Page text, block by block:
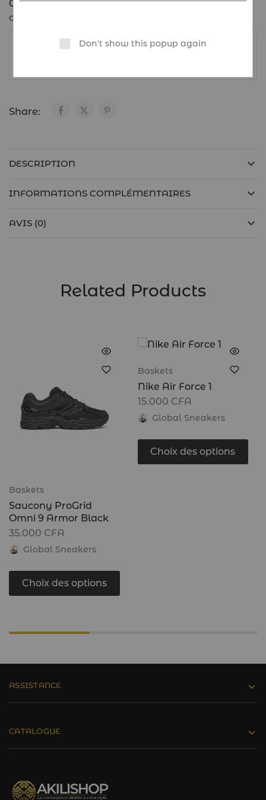
Categories:
Bijoux et accessoires,Boucles
d'oreilles
ABARINGS
Share:
DESCRIPTION
INFORMATIONS COMPLÉMENTAIRES
AVIS (0)
Related Products
Baskets
Saucony ProGrid
Omni 9 Armor Black
35.000 CFA
Global Sneakers
Choix des options
Baskets
Nike Air Force 1
15.000 CFA
Global Sneakers
Choix des options
ASSISTANCE
CATALOGUE
Don't show this popup again